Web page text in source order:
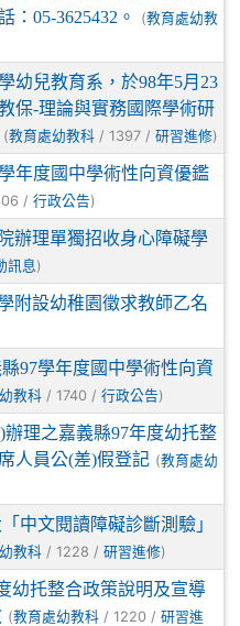
：05-3625432。
(教育處幼教
幼兒教育系，於98年5月23
保-理論與實務國際學術研
(教育處幼教科 / 1397 / 研習進修)
年度國中學術性向資優鑑
/ 行政公告)
辦理單獨招收身心障礙學
訊息 )
附設幼稚園徵求教師乙名
97學年度國中學術性向資
教科 / 1740 / 行政公告)
辦理之嘉義縣97年度幼托整
人員公(差)假登記 (教育處幼
中文閱讀障礙診斷測驗」
教科 / 1228 / 研習進修)
幼托整合政策說明及宣導
(教育處幼教科 / 1220 / 研習進